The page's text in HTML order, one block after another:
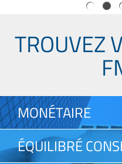
TROUVEZ
MONÉTAIRE
ÉQUILIBRÉ